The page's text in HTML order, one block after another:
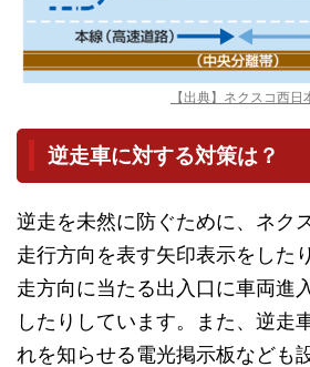
【出典】ネクスコ西日
逆走車に対する対策は？
逆走を未然に防ぐために、ネク
走行方向を表す矢印表示をした
走方向に当たる出入口に車両進
したりしています。また、逆走
れを知らせる電光掲示板なども